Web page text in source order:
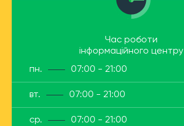
Час роботи
інформаційного центру
пн.
07:00 - 21:00
вт. 07:00 - 21:00
ср. 07:00 - 21:00